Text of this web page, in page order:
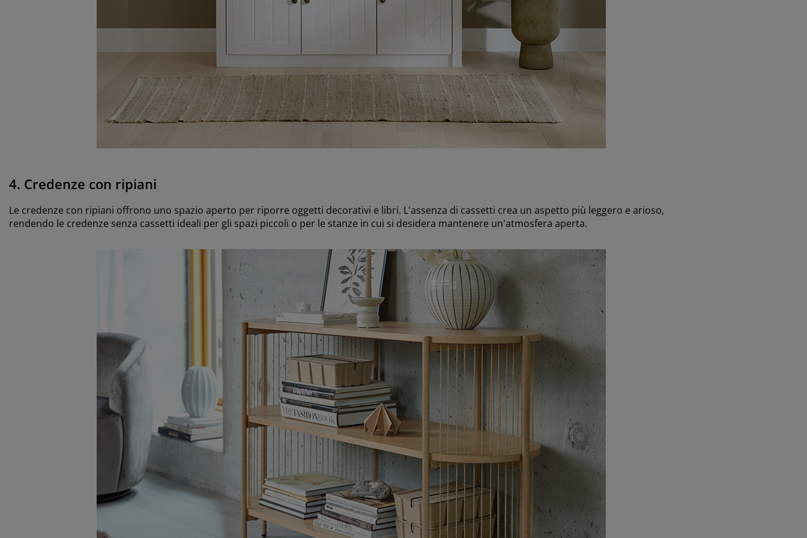
4. Credenze con ripiani
Le credenze con ripiani offrono uno spazio aperto per riporre oggetti decorativi e libri. L'assenza di cassetti crea un aspetto più leggero e arioso,
rendendo le credenze senza cassetti ideali per gli spazi piccoli o per le stanze in cui si desidera mantenere un'atmosfera aperta.